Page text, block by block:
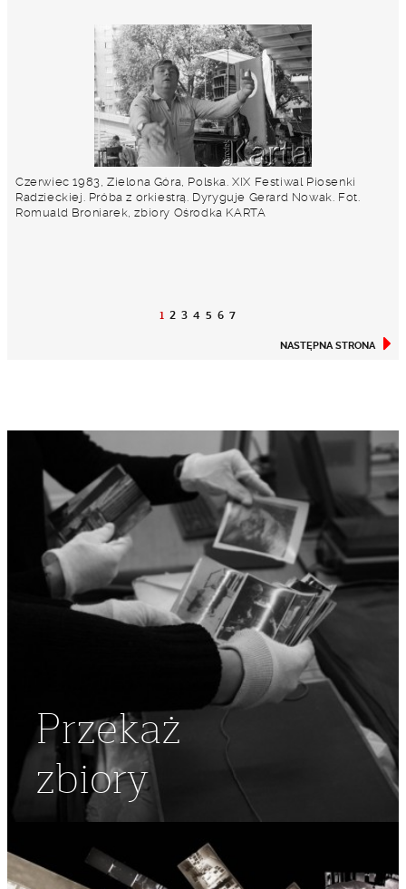
Czerwiec 1983, Zielona Góra, Polska. XIX Festiwal Piosenki
Radzieckiej. Próba z orkiestrą. Dyryguje Gerard Nowak. Fot.
Romuald Broniarek, zbiory Ośrodka KARTA
1 2 3 4 5 6 7
NASTĘPNA STRONA
Przekaż
zbiory